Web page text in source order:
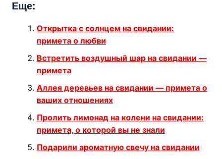
Еще:
Открытка с солнцем на свидании:
примета о любви
Встретить воздушный шар на свидании —
примета
Аллея деревьев на свидании — примета о
ваших отношениях
Пролить лимонад на колени на свидании:
примета, о которой вы не знали
Подарили ароматную свечу на свидании